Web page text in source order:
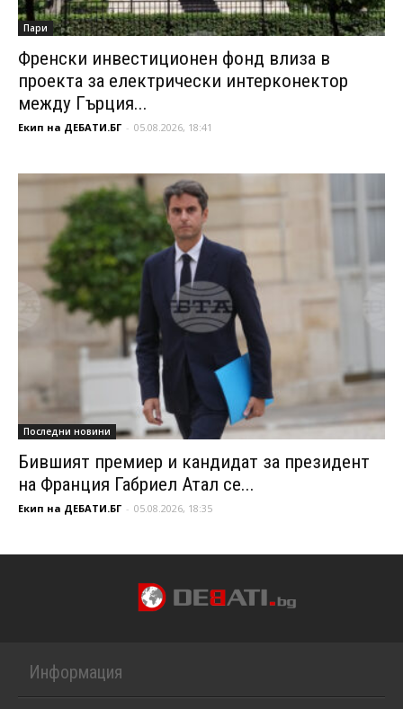
Пари
Френски инвестиционен фонд влиза в
проекта за електрически интерконектор
между Гърция...
Екип на ДЕБАТИ.БГ - 05.08.2026, 18:41
Последни новини
Бившият премиер и кандидат за президент
на Франция Габриел Атал се...
Екип на ДЕБАТИ.БГ - 05.08.2026, 18:35
Информация